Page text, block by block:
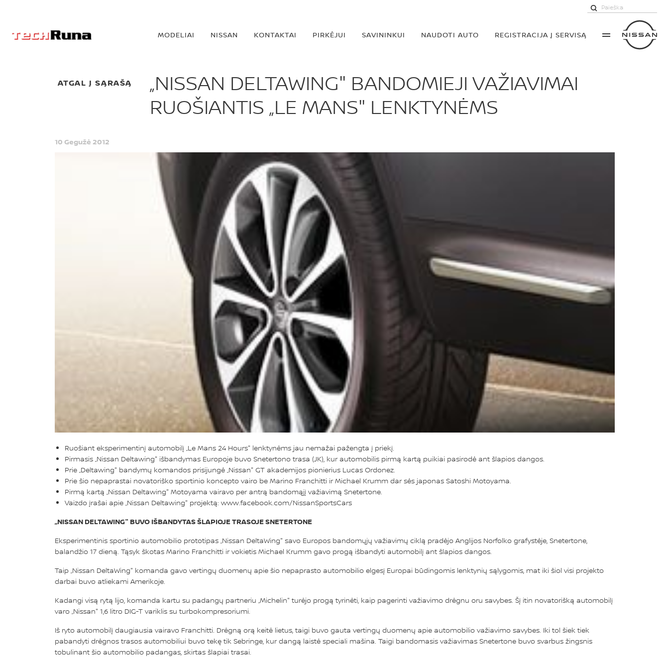
MODELIAI NISSAN KONTAKTAI PIRKĖJUI SAVININKUI NAUDOTI AUTO REGISTRACIJA Į SERVISĄ
ATGAL Į SĄRAŠĄ
„NISSAN DELTAWING" BANDOMIEJI VAŽIAVIMAI
RUOŠIANTIS „LE MANS" LENKTYNĖMS
10 Gegužė 2012
Ruošiant eksperimentinį automobilį „Le Mans 24 Hours" lenktynėms jau nemažai pažengta į priekį.
Pirmasis „Nissan Deltawing" išbandymas Europoje buvo Snetertono trasa (JK), kur automobilis pirmą kartą puikiai pasirodė ant šlapios dangos.
Prie „Deltawing" bandymų komandos prisijungė „Nissan" GT akademijos pionierius Lucas Ordonez.
Prie šio nepaprastai novatoriško sportinio koncepto vairo be Marino Franchitti ir Michael Krumm dar sės japonas Satoshi Motoyama.
Pirmą kartą „Nissan Deltawing" Motoyama vairavo per antrą bandomąjį važiavimą Snetertone.
Vaizdo įrašai apie „Nissan Deltawing" projektą: www.facebook.com/NissanSportsCars
„NISSAN DELTAWING" BUVO IŠBANDYTAS ŠLAPIOJE TRASOJE SNETERTONE
Eksperimentinis sportinio automobilio prototipas „Nissan DeltaWing" savo Europos bandomųjų važiavimų ciklą pradėjo Anglijos Norfolko grafystėje, Snetertone,
balandžio 17 dieną. Tąsyk škotas Marino Franchitti ir vokietis Michael Krumm gavo progą išbandyti automobilį ant šlapios dangos.
Taip „Nissan DeltaWing" komanda gavo vertingų duomenų apie šio nepaprasto automobilio elgesį Europai būdingomis lenktynių sąlygomis, mat iki šiol visi projekto
darbai buvo atliekami Amerikoje.
Kadangi visą rytą lijo, komanda kartu su padangų partneriu „Michelin" turėjo progą tyrinėti, kaip pagerinti važiavimo drėgnu oru savybes. Šį itin novatorišką automobilį
varo „Nissan" 1,6 litro DIG-T variklis su turbokompresoriumi.
Iš ryto automobilį daugiausia vairavo Franchitti. Drėgną orą keitė lietus, taigi buvo gauta vertingų duomenų apie automobilio važiavimo savybes. Iki tol šiek tiek
pabandyti drėgnos trasos automobiliui buvo tekę tik Sebringe, kur dangą laistė speciali mašina. Taigi bandomasis važiavimas Snetertone buvo svarbus žingsnis
tobulinant šio automobilio padangas, skirtas šlapiai trasai.